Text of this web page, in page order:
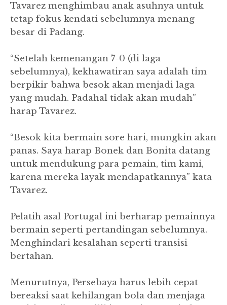
Tavarez menghimbau anak asuhnya untuk
tetap fokus kendati sebelumnya menang
besar di Padang.
“Setelah kemenangan 7-0 (di laga
sebelumnya), kekhawatiran saya adalah tim
berpikir bahwa besok akan menjadi laga
yang mudah. Padahal tidak akan mudah”
harap Tavarez.
“Besok kita bermain sore hari, mungkin akan
panas. Saya harap Bonek dan Bonita datang
untuk mendukung para pemain, tim kami,
karena mereka layak mendapatkannya” kata
Tavarez.
Pelatih asal Portugal ini berharap pemainnya
bermain seperti pertandingan sebelumnya.
Menghindari kesalahan seperti transisi
bertahan.
Menurutnya, Persebaya harus lebih cepat
bereaksi saat kehilangan bola dan menjaga